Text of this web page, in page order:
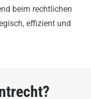
beim rechtlichen
effizient und